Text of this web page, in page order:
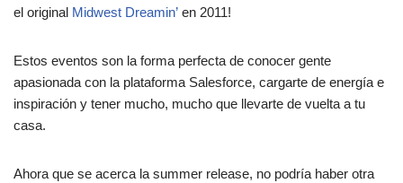
el original Midwest Dreamin’ en 2011!
Estos eventos son la forma perfecta de conocer gente
apasionada con la plataforma Salesforce, cargarte de energía e
inspiración y tener mucho, mucho que llevarte de vuelta a tu
casa.
Ahora que se acerca la summer release, no podría haber otra